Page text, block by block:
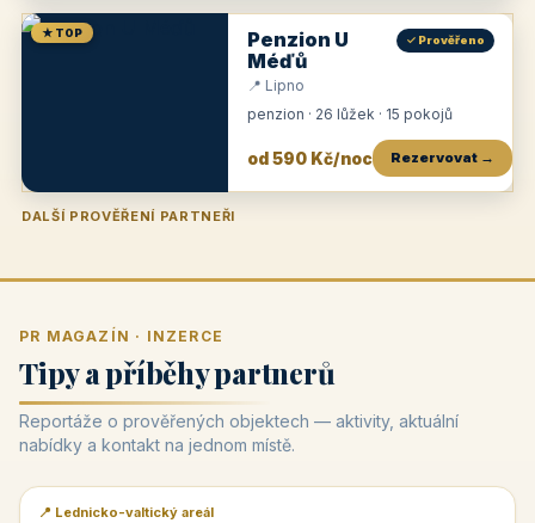
★ TOP
Penzion U
Méďů
✓ Prověřeno
📍 Lipno
penzion · 26 lůžek · 15 pokojů
od 590 Kč/noc Rezervovat →
DALŠÍ PROVĚŘENÍ PARTNEŘI
Penzion U Zámku Pension Faber
PR MAGAZÍN · INZERCE
Tipy a příběhy partnerů
Reportáže o prověřených objektech — aktivity, aktuální
nabídky a kontakt na jednom místě.
📰 PR článek
📍 Lednicko-valtický areál